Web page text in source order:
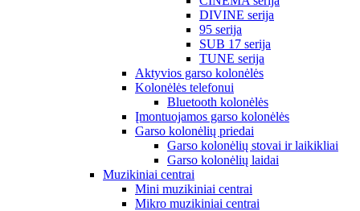
DIVINE serija
95 serija
SUB 17 serija
TUNE serija
Aktyvios garso kolonėlės
Kolonėlės telefonui
Bluetooth kolonėlės
Įmontuojamos garso kolonėlės
Garso kolonėlių priedai
Garso kolonėlių stovai ir laikikliai
Garso kolonėlių laidai
Muzikiniai centrai
Mini muzikiniai centrai
Mikro muzikiniai centrai